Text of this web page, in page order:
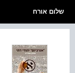
שלום אורח